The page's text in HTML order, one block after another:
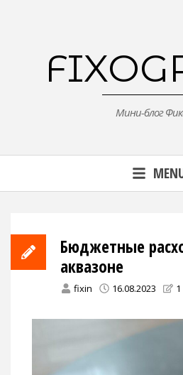
Мини-блог
Бюджетные
аквазоне
fixin 16.08.2023